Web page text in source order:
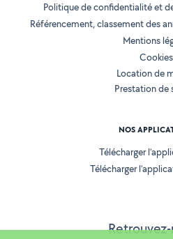
Politique de confidentialité et
Référencement, classement des
Mentions
Cookies
Location de
Prestation de
NOS
Télécharger
Télécharger